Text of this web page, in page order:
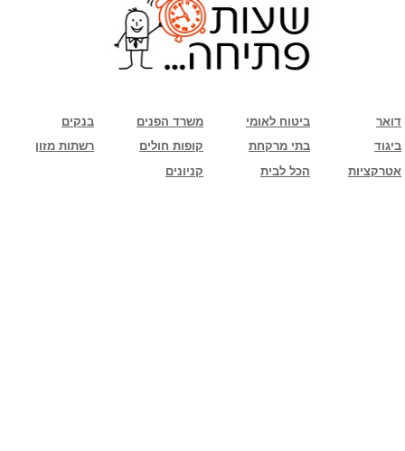
בנקים משרד הפנים ביטוח לאומי
דואר
רשתות מזון
קופות חולים בתי מרקחת
ביגוד
קניונים
הכל לבית אטרקציות